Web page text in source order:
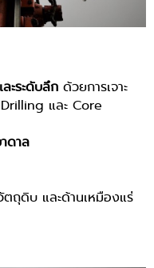
ะระดับลึก ด้วยการเจาะ
และ Core
ดาล
ตถุดิบ และด้านเหมืองแร่